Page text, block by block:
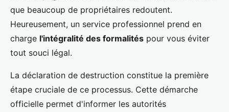
que beaucoup de propriétaires redoutent.
Heureusement, un service professionnel prend en
charge l'intégralité des formalités pour vous éviter
tout souci légal.
La déclaration de destruction constitue la première
étape cruciale de ce processus. Cette démarche
officielle permet d'informer les autorités